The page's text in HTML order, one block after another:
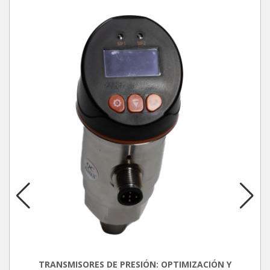
TRANSMISORES DE PRESIÓN: OPTIMIZACIÓN Y